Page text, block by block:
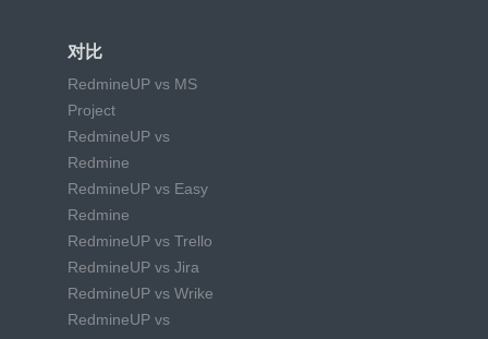
对比
RedmineUP vs MS
Project
RedmineUP vs
Redmine
RedmineUP vs Easy
Redmine
RedmineUP vs Trello
RedmineUP vs Jira
RedmineUP vs Wrike
RedmineUP vs